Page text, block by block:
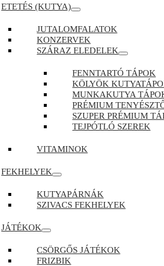
ETETÉS (KUTYA)
JUTALOMFALATOK
KONZERVEK
SZÁRAZ ELEDELEK
FENNTARTÓ TÁPOK
KÖLYÖK
MUNKAKUTYA
PRÉMIUM
SZUPER PRÉMIUM
TEJPÓTLÓ SZEREK
VITAMINOK
FEKHELYEK
KUTYAPÁRNÁK
SZIVACS FEKHELYEK
JÁTÉKOK
CSÖRGŐS JÁTÉKOK
FRIZBIK